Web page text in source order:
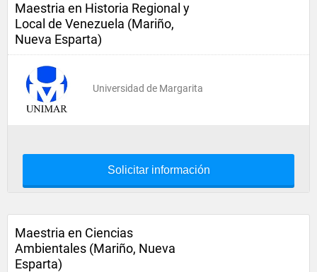
Maestria en Historia Regional y
Local de Venezuela (Mariño,
Nueva Esparta)
Universidad de Margarita
Solicitar información
Maestria en Ciencias
Ambientales (Mariño, Nueva
Esparta)